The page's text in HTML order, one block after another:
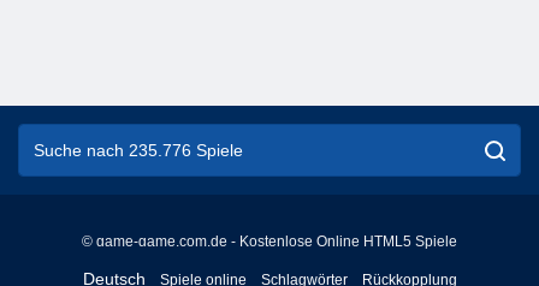
© game-game.com.de - Kostenlose Online HTML5 Spiele
Deutsch
English
Spiele online Schlagwörter Rückkopplung